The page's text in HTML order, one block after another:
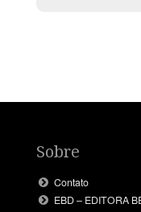
Sobre
Contato
EBD – EDITORA